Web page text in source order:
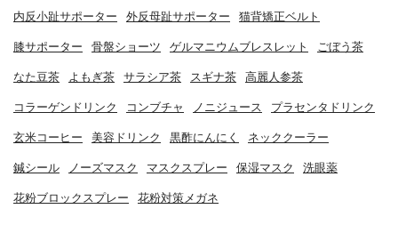
内反小趾サポーター 外反母趾サポーター 猫背矯正ベルト
膝サポーター 骨盤ショーツ ゲルマニウムブレスレット ごぼう茶
なた豆茶 よもぎ茶 サラシア茶 スギナ茶 高麗人参茶
コラーゲンドリンク コンブチャ ノニジュース プラセンタドリンク
玄米コーヒー 美容ドリンク 黒酢にんにく ネッククーラー
鍼シール ノーズマスク マスクスプレー 保湿マスク 洗眼薬
花粉ブロックスプレー 花粉対策メガネ